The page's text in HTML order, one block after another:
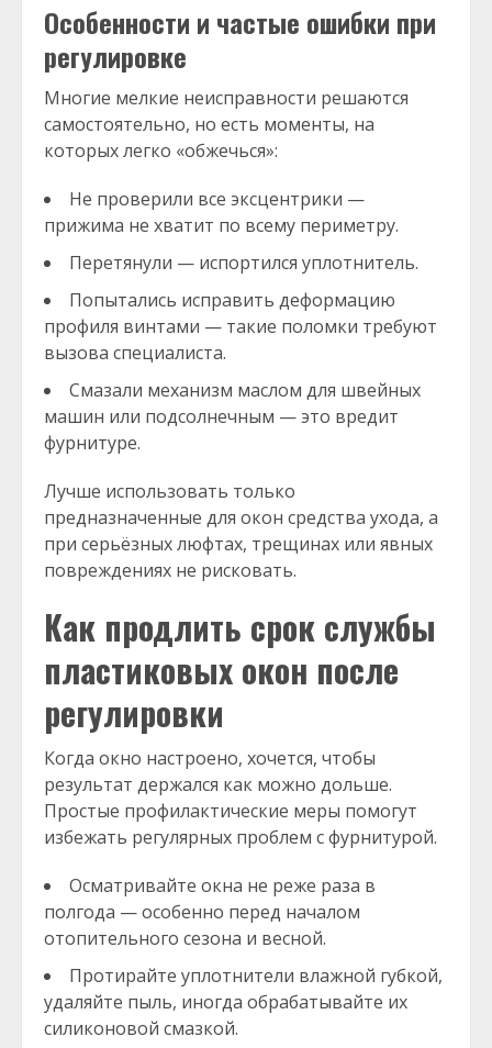
Особенности и частые ошибки при
регулировке
Многие мелкие неисправности решаются
самостоятельно, но есть моменты, на
которых легко «обжечься»:
Не проверили все эксцентрики —
прижима не хватит по всему периметру.
Перетянули — испортился уплотнитель.
Попытались исправить деформацию
профиля винтами — такие поломки требуют
вызова специалиста.
Смазали механизм маслом для швейных
машин или подсолнечным — это вредит
фурнитуре.
Лучше использовать только
предназначенные для окон средства ухода, а
при серьёзных люфтах, трещинах или явных
повреждениях не рисковать.
Как продлить срок службы
пластиковых окон после
регулировки
Когда окно настроено, хочется, чтобы
результат держался как можно дольше.
Простые профилактические меры помогут
избежать регулярных проблем с фурнитурой.
Осматривайте окна не реже раза в
полгода — особенно перед началом
отопительного сезона и весной.
Протирайте уплотнители влажной губкой,
удаляйте пыль, иногда обрабатывайте их
силиконовой смазкой.